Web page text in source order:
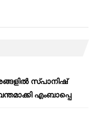
സ്പാനിഷ്
എംബാപ്പെ